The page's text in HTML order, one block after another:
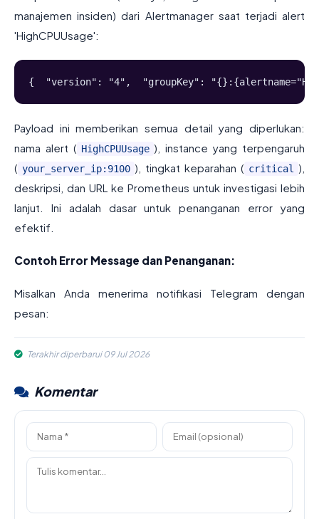
manajemen insiden) dari Alertmanager saat terjadi alert
'HighCPUUsage':
{  "version": "4",  "groupKey":
Payload ini memberikan semua detail yang diperlukan:
nama alert ( HighCPUUsage ), instance yang terpengaruh
( your_server_ip:9100 ), tingkat keparahan ( critical ),
deskripsi, dan URL ke Prometheus untuk investigasi lebih
lanjut. Ini adalah dasar untuk penanganan error yang
efektif.
Contoh Error Message dan Penanganan:
Misalkan Anda menerima notifikasi Telegram dengan
pesan:
Terakhir diperbarui 09 Jul 2026
Komentar